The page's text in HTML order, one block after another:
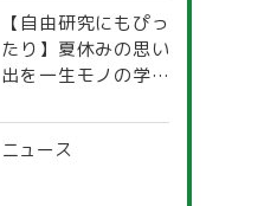
【自由研究にもぴっ
たり】夏休みの思い
出を一生モノの学び
探究ガイド
ニュース